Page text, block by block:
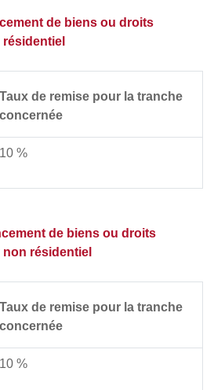
de biens ou droits
Taux de remise pour la tranche
concernée
10 %
de biens ou droits
résidentiel
Taux de remise pour la tranche
concernée
10 %